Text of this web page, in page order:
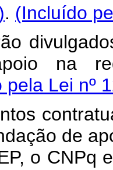
. (Incluído
na
pela Lei nº
de
o CNPq